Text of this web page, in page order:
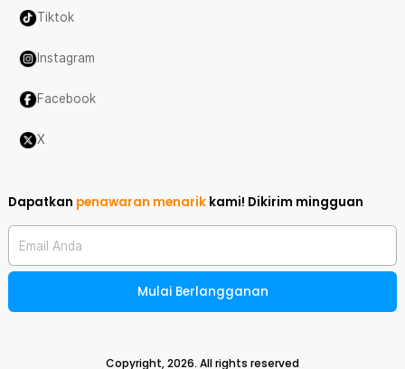
Tiktok
Instagram
Facebook
X
Dapatkan penawaran menarik kami! Dikirim mingguan
Email Anda
Mulai Berlangganan
Copyright,2026. All rights reserved